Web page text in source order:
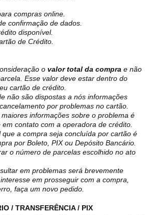
compras online.
confirmação de dados.
disponível.
de Crédito.
o valor total da compra e não
Esse valor deve estar dentro do
cartão de crédito.
não são dispostas a nós informações
por problemas no cartão.
informações sobre o problema é
contato com a operadora de crédito.
a compra seja concluída por cartão é
por Boleto, PIX ou Depósito Bancário.
o número de parcelas escolhido no ato
em problemas será brevemente
em prosseguir com a compra,
faça um novo pedido.
/ TRANSFERÊNCIA / PIX